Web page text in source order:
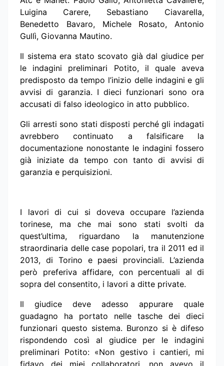
Luigina Carere, Sebastiano Ciavarella,
Benedetto Bavaro, Michele Rosato, Antonio
Gullì, Giovanna Mautino.
Il sistema era stato scovato già dal giudice per
le indagini preliminari Potito, il quale aveva
predisposto da tempo l’inizio delle indagini e gli
avvisi di garanzia. I dieci funzionari sono ora
accusati di falso ideologico in atto pubblico.
Gli arresti sono stati disposti perché gli indagati
avrebbero continuato a falsificare la
documentazione nonostante le indagini fossero
già iniziate da tempo con tanto di avvisi di
garanzia e perquisizioni.
I lavori di cui si doveva occupare l’azienda
torinese, ma che mai sono stati svolti da
quest’ultima, riguardano la manutenzione
straordinaria delle case popolari, tra il 2011 ed il
2013, di Torino e paesi provinciali. L’azienda
però preferiva affidare, con percentuali al di
sopra del consentito, i lavori a ditte private.
Il giudice deve adesso appurare quale
guadagno ha portato nelle tasche dei dieci
funzionari questo sistema. Buronzo si è difeso
rispondendo così al giudice per le indagini
preliminari Potito: «Non gestivo i cantieri, mi